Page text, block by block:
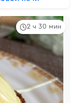
2 ч 30 мин